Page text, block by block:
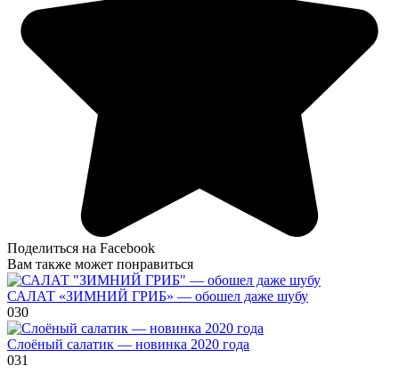
Поделиться на Facebook
Вам также может понравиться
САЛАТ «ЗИМНИЙ ГРИБ» — обошел даже шубу
030
Слоёный салатик — новинка 2020 года
031